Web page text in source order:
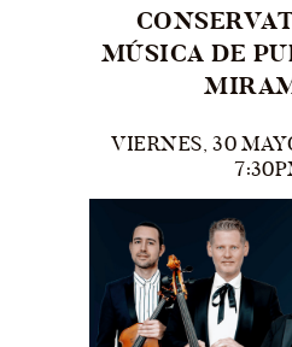
MÚSICA DE
VIERNES, 30